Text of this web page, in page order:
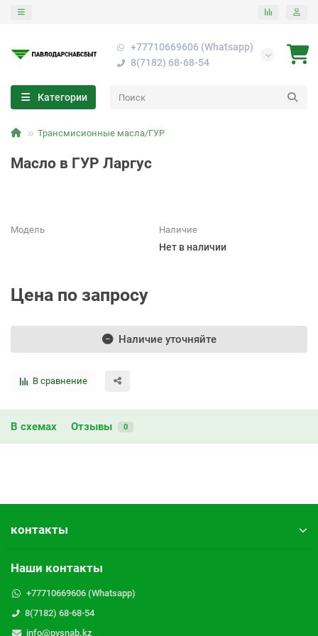
+77710669606 (Whatsapp)
8(7182) 68-68-54
Категории
Трансмисионные масла/ГУР
Масло в ГУР Ларгус
Модель Наличие
Нет в наличии
Цена по запросу
Наличие уточняйте
В сравнение
В схемах Отзывы 0
контакты
Наши контакты
+77710669606 (Whatsapp)
8(7182) 68-68-54
info@pvsnab.kz